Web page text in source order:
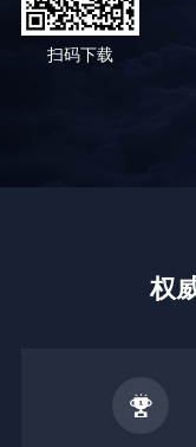
扫码下载
权